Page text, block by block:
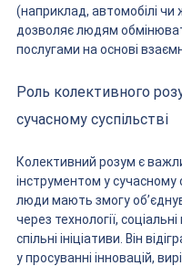
(наприклад, автомобілі
дозволяє людям
послугами на основі
Роль колективного
сучасному суспільстві
Колективний розум є
інструментом у сучасному
люди мають змогу
через технології,
спільні ініціативи. Він
у просуванні інновацій,